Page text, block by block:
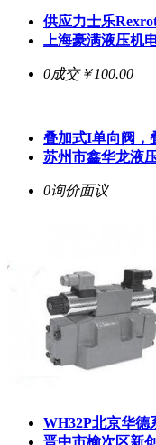
供应力士乐
上海豪满液压机
0成交￥100.00
叠加式I单向阀，
苏州市鑫华龙液
0询价面议
WH32P北京华德
晋中市榆次区新